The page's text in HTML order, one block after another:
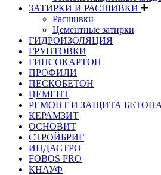
ЗАТИРКИ И РАСШИВКИ
Расшивки
Цементные затирки
ГИДРОИЗОЛЯЦИЯ
ГРУНТОВКИ
ГИПСОКАРТОН
ПРОФИЛИ
ПЕСКОБЕТОН
ЦЕМЕНТ
РЕМОНТ И ЗАЩИТА БЕТОНА
КЕРАМЗИТ
ОСНОВИТ
СТРОЙБРИГ
ИНДАСТРО
FOBOS PRO
КНАУФ